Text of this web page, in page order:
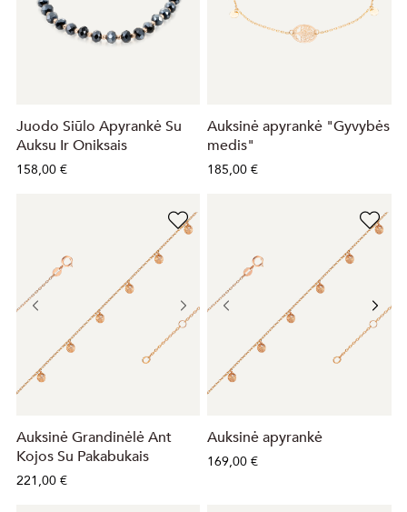
Juodo Siūlo Apyrankė Su
Auksu Ir Oniksais
158,00 €
Auksinė apyrankė "Gyvybės
medis"
185,00 €
Auksinė Grandinėlė Ant
Kojos Su Pakabukais
221,00 €
Auksinė apyrankė
169,00 €